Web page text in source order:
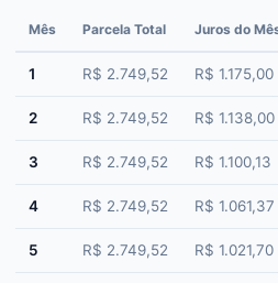
Mês Parcela Total Juros do
1 R$ 2.749,52 R$ 1.175,00
2 R$ 2.749,52 R$ 1.138,00
3 R$ 2.749,52 R$ 1.100,13
4 R$ 2.749,52 R$ 1.061,37
5 R$ 2.749,52 R$ 1.021,70